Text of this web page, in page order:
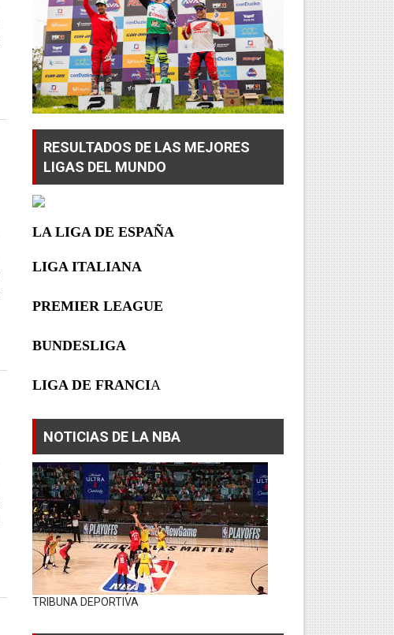
RESULTADOS DE LAS MEJORES
LIGAS DEL MUNDO
LA LIGA DE ESPAÑA
LIGA ITALIANA
PREMIER LEAGUE
BUNDESLIGA
LIGA DE FRANCIA
NOTICIAS DE LA NBA
TRIBUNA DEPORTIVA